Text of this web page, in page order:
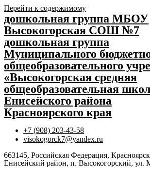
Перейти к содержимому
дошкольная группа МБОУ
Высокогорская СОШ №7
дошкольная группа
Муниципального
общеобразовательного
«Высокогорская средняя
общеобразовательная
Енисейского района
Красноярского края
+7 (908) 203-43-58
visokogorck7@yandex.ru
663145, Российская Федерация,
Енисейский район, п. Высокогорский, ул.